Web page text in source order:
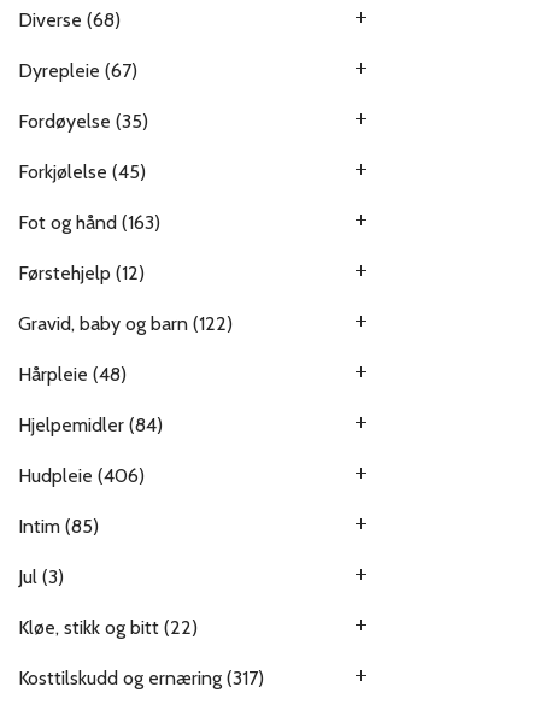
Diverse (68)
Dyrepleie (67)
Fordøyelse (35)
Forkjølelse (45)
Fot og hånd (163)
Førstehjelp (12)
Gravid, baby og barn (122)
Hårpleie (48)
Hjelpemidler (84)
Hudpleie (406)
Intim (85)
Jul (3)
Kløe, stikk og bitt (22)
Kosttilskudd og ernæring (317)